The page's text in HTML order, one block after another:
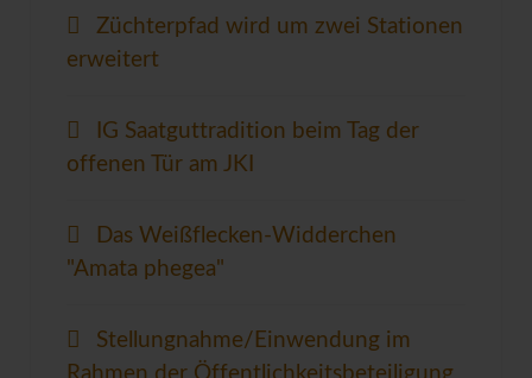
Züchterpfad wird um zwei Stationen
erweitert
IG Saatguttradition beim Tag der
offenen Tür am JKI
Das Weißflecken-Widderchen
"Amata phegea"
Stellungnahme/Einwendung im
Rahmen der Öffentlichkeitsbeteiligung